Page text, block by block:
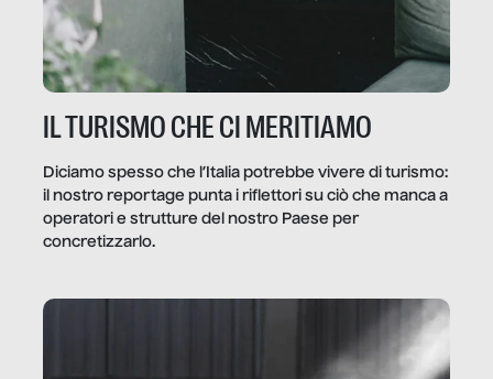
IL TURISMO CHE CI MERITIAMO
Diciamo spesso che l’Italia potrebbe vivere di turismo:
il nostro reportage punta i riflettori su ciò che manca a
operatori e strutture del nostro Paese per
concretizzarlo.